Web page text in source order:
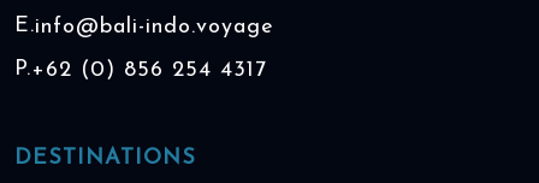
E.info@bali-indo.voyage
P.+62 (0) 856 254 4317
DESTINATIONS